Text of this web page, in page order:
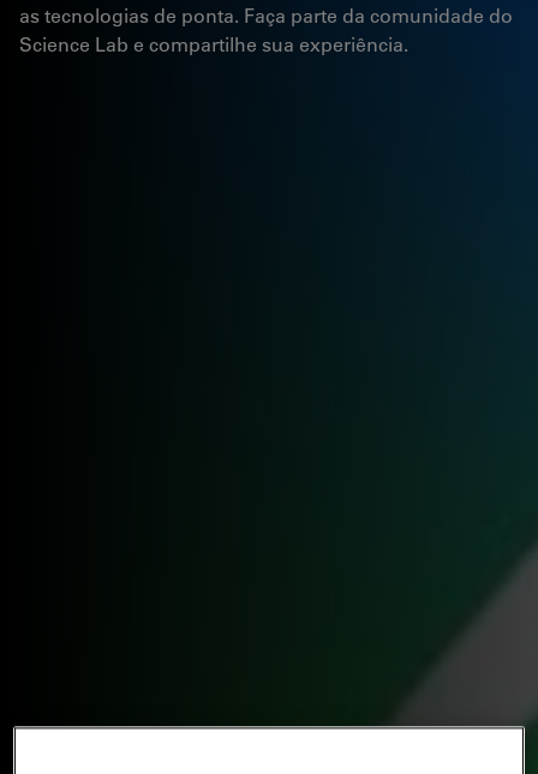
as tecnologias de ponta. Faça parte da comunidade do
Science Lab e compartilhe sua experiência.